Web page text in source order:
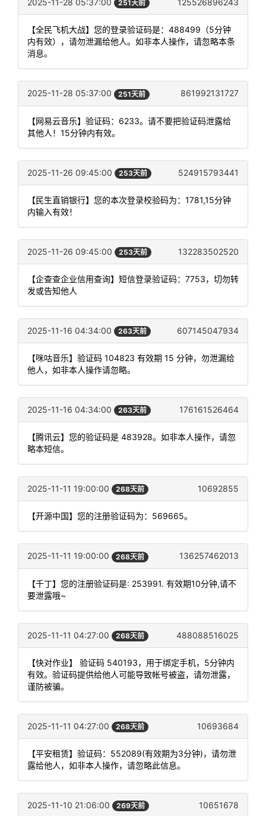
2025-11-28 05:37:00 251天前 125526896243
【全民飞机大战】您的登录验证码是：488499（5分钟
内有效），请勿泄漏给他人。如非本人操作，请忽略本条
消息。
2025-11-28 05:37:00 251天前 861992131727
【网易云音乐】验证码：6233。请不要把验证码泄露给
其他人！15分钟内有效。
2025-11-26 09:45:00 253天前 524915793441
【民生直销银行】您的本次登录校验码为：1781,15分钟
内输入有效！
2025-11-26 09:45:00 253天前 132283502520
【企查查企业信用查询】短信登录验证码：7753，切勿转
发或告知他人
2025-11-16 04:34:00 263天前 607145047934
【咪咕音乐】验证码 104823 有效期 15 分钟，勿泄漏给
他人，如非本人操作请忽略。
2025-11-16 04:34:00 263天前 176161526464
【腾讯云】您的验证码是 483928。如非本人操作，请忽
略本短信。
2025-11-11 19:00:00 268天前 10692855
【开源中国】您的注册验证码为：569665。
2025-11-11 19:00:00 268天前 136257462013
【千丁】您的注册验证码是: 253991. 有效期10分钟,请不
要泄露哦~
2025-11-11 04:27:00 268天前 488088516025
【快对作业】 验证码 540193，用于绑定手机，5分钟内
有效。验证码提供给他人可能导致帐号被盗，请勿泄露，
谨防被骗。
2025-11-11 04:27:00 268天前 10693684
【平安租赁】验证码：552089(有效期为3分钟)，请勿泄
露给他人，如非本人操作，请忽略此信息。
2025-11-10 21:06:00 269天前 10651678